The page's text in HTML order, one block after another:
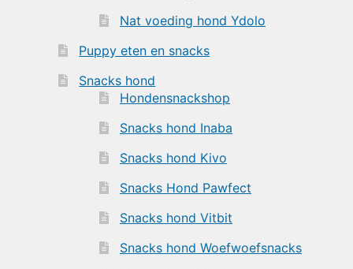
Nat voeding hond Ydolo
Puppy eten en snacks
Snacks hond
Hondensnackshop
Snacks hond Inaba
Snacks hond Kivo
Snacks Hond Pawfect
Snacks hond Vitbit
Snacks hond Woefwoefsnacks